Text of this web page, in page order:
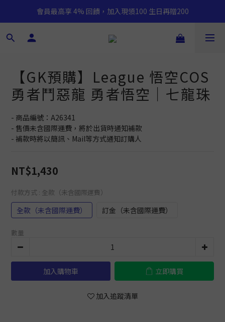
會員最高享 4% 回饋，加入現領100 生日再贈200
【GK預購】League 悟空COS
勇者鬥惡龍 勇者悟空｜七龍珠
- 商品編號：A26341
- 售價未含國際運費，將於出貨時通知補款
- 補款時將以簡訊、Mail等方式通知訂購人
NT$1,430
付款方式 : 全款（未含國際運費）
全款（未含國際運費） 訂金（未含國際運費）
數量
加入購物車 立即購買
加入追蹤清單